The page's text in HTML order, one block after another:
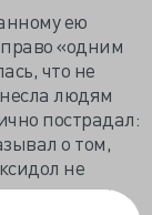
ею
«одним
что не
людям
пострадал:
о том,
не
подводных